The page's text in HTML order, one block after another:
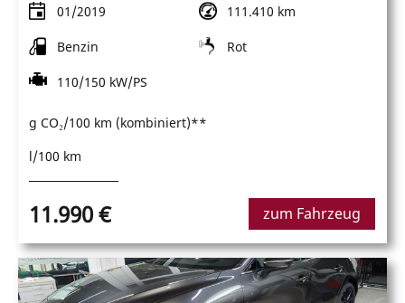
01/2019 111.410 km
Benzin Rot
110/150 kW/PS
g CO₂/100 km (kombiniert)**
l/100 km
11.990 € zum Fahrzeug